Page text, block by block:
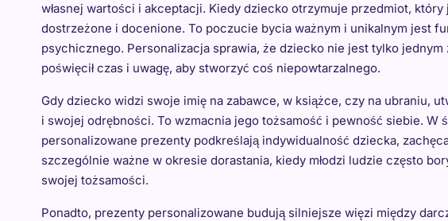
własnej wartości i akceptacji. Kiedy dziecko otrzymuje przedmiot,
dostrzeżone i docenione. To poczucie bycia ważnym i unikalnym jest
psychicznego. Personalizacja sprawia, że dziecko nie jest tylko
poświęcił czas i uwagę, aby stworzyć coś niepowtarzalnego.
Gdy dziecko widzi swoje imię na zabawce, w książce, czy na ubraniu,
i swojej odrębności. To wzmacnia jego tożsamość i pewność siebie.
personalizowane prezenty podkreślają indywidualność dziecka,
szczególnie ważne w okresie dorastania, kiedy młodzi ludzie często
swojej tożsamości.
Ponadto, prezenty personalizowane budują silniejsze więzi między